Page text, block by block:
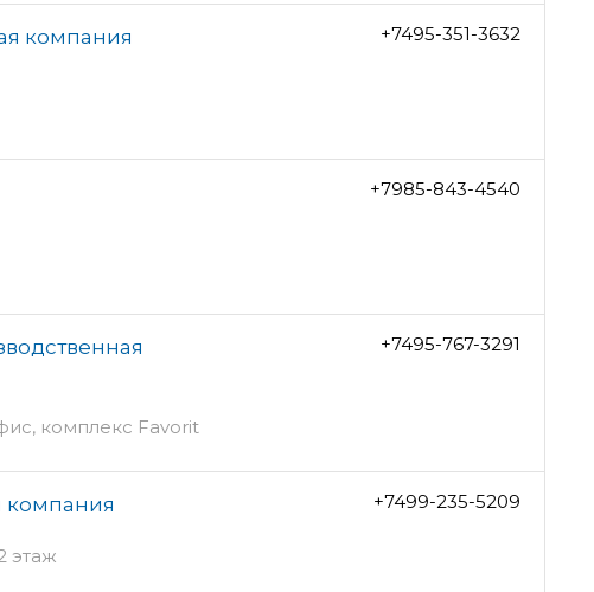
компания +7495-351-3632
+7985-843-4540
комплекс Favorit
+7495-767-3291
компания
этаж
+7499-235-5209